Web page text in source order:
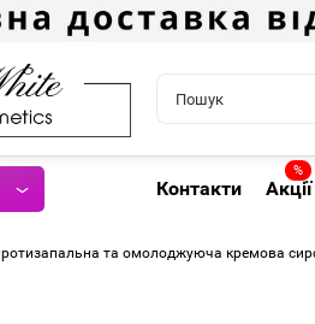
Контакти
%
Акції
та омолоджуюча кремова